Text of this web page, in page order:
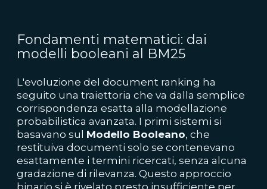
Fondamenti matematici: dai
modelli booleani al BM25
L'evoluzione del document ranking ha
seguito una traiettoria che va dalla semplice
corrispondenza esatta alla modellazione
probabilistica avanzata. I primi sistemi si
basavano sul Modello Booleano, che
restituiva documenti solo se contenevano
esattamente i termini ricercati, senza alcuna
gradazione di rilevanza. Questo approccio
binario si è rivelato presto insufficiente per